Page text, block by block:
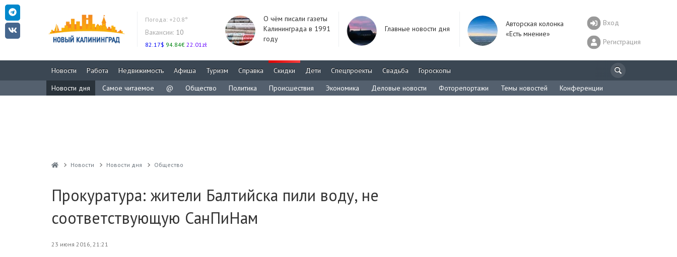
Погода: +20.8°
Вакансии: 10
82.17$ 94.84€ 22.01zł
О чём писали газеты
Калининграда в 1991
году
Главные новости дня
Авторская колонка
«Есть мнение»
Вход
Регистрация
Новости Работа Недвижимость Афиша Туризм Справка Скидки Дети Спецпроекты Свадьба
Гороскопы
Новости дня
Самое читаемое @ Общество Политика Происшествия Экономика Деловые новости Фоторепортажи Темы новостей Конференции
Новости Новости дня Общество
Прокуратура: жители Балтийска пили воду, не
соответствующую СанПиНам
23 июня 2016, 21:21